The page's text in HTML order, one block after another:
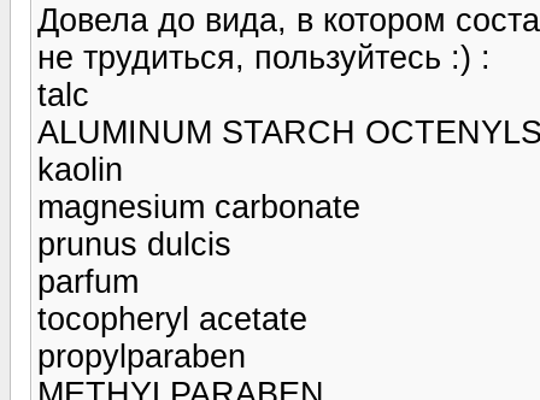
Довела до вида, в котором
не трудиться, пользуйтесь :) :
talc
ALUMINUM STARCH
kaolin
magnesium carbonate
prunus dulcis
parfum
tocopheryl acetate
propylparaben